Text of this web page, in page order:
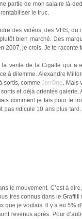
partie de mon salaire là-
le truc.
des vidéos, des VHS,
bien marché. Des
2007, je crois. Je te raconte
vente de la Cigalle qui a
à dilemme. Alexandre
sortis, commeJonOne. Mais
et déjà orientés galerie.
comment je fais pour te
ridicule 10 ans plus
le mouvement. C’est à
très connus dans le
je voulais. Il y a eu 5%
revenus après. Pour